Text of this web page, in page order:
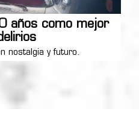
años como mejor
nostalgia y futuro.